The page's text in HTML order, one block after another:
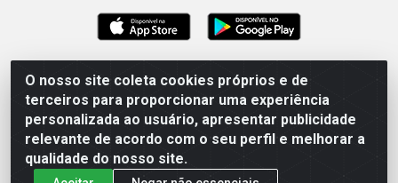
O nosso site coleta cookies próprios e de
terceiros para proporcionar uma experiência
personalizada ao usuário, apresentar publicidade
relevante de acordo com o seu perfil e melhorar a
qualidade do nosso site.
Esperança Nordeste - Rua Professor Caldas Filho, 291 -
Estância - Recife / PE CEP: 50771-335 - CNPJ
03.666.136/0001-23